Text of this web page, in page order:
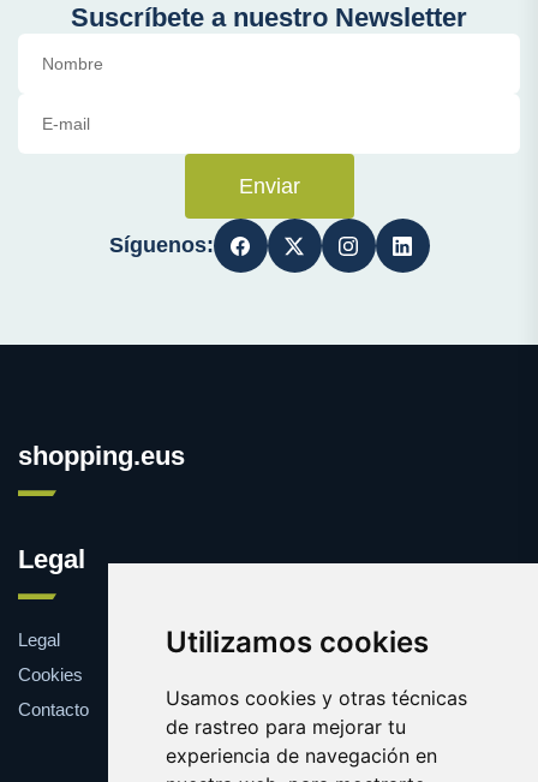
Utilizamos cookies
Usamos cookies y otras técnicas
de rastreo para mejorar tu
experiencia de navegación en
Suscríbete a nuestro Newsletter
Enviar
Síguenos:
shopping.eus
Legal
Legal
Cookies
Contacto